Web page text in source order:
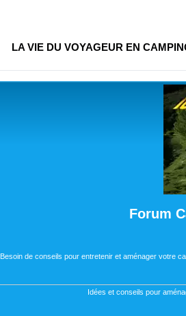
LA VIE DU VOYAGEUR EN
Forum
Besoin de conseils pour entretenir et aménager votre
Idées et conseils pour